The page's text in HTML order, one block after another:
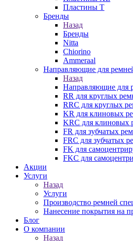
Пластины T
Бренды
Назад
Бренды
Nitta
Chiorino
Ammeraal
Направляющие для
Назад
Направляющие для
RR для круглых
RRC для круглых
KR для клиновых
KRC для клиновых
FR для зубчатых
FRC для зубчатых
FK для
FKC для
Акции
Услуги
Назад
Услуги
Производство ремней
Нанесение покрытия на
Блог
О компании
Назад